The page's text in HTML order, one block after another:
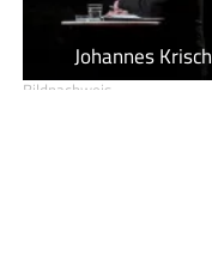
Johannes Krisch
Bildnachweis